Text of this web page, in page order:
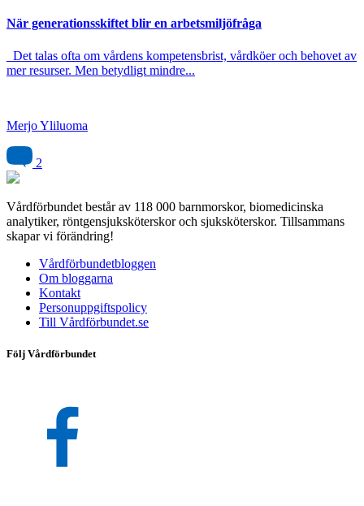
När generationsskiftet blir en arbetsmiljöfråga
Det talas ofta om vårdens kompetensbrist, vårdköer och behovet av
mer resurser. Men betydligt mindre...
Merjo Yliluoma
2
Vårdförbundet består av 118 000 barnmorskor, biomedicinska
analytiker, röntgensjuksköterskor och sjuksköterskor. Tillsammans
skapar vi förändring!
Vårdförbundetbloggen
Om bloggarna
Kontakt
Personuppgiftspolicy
Till Vårdförbundet.se
Följ Vårdförbundet